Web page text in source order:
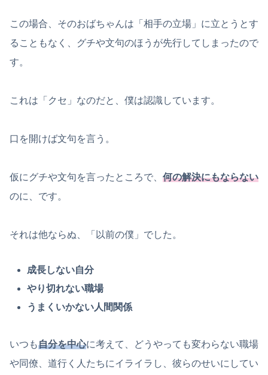
この場合、そのおばちゃんは「相手の立場」に立とうとす
ることもなく、グチや文句のほうが先行してしまったので
す。
これは「クセ」なのだと、僕は認識しています。
口を開けば文句を言う。
仮にグチや文句を言ったところで、 何の解決にもならない
のに、です。
それは他ならぬ、「以前の僕」でした。
成長しない自分
やり切れない職場
うまくいかない人間関係
いつも自分を中心に考えて、どうやっても変わらない職場
や同僚、道行く人たちにイライラし、彼らのせいにしてい